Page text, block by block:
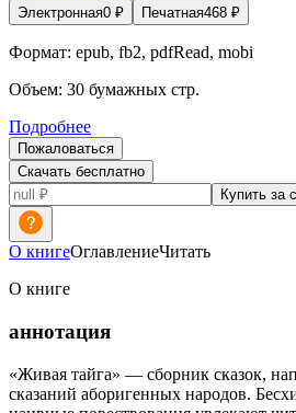
Электронная0 ₽ Печатная468 ₽
Формат: epub, fb2, pdfRead, mobi
Объем: 30 бумажных стр.
Подробнее
Пожаловаться
Скачать бесплатно
Купить за
О книгеОглавлениеЧитать
О книге
аннотация
«Живая тайга» — сборник сказок,
сказаний аборигенных народов.